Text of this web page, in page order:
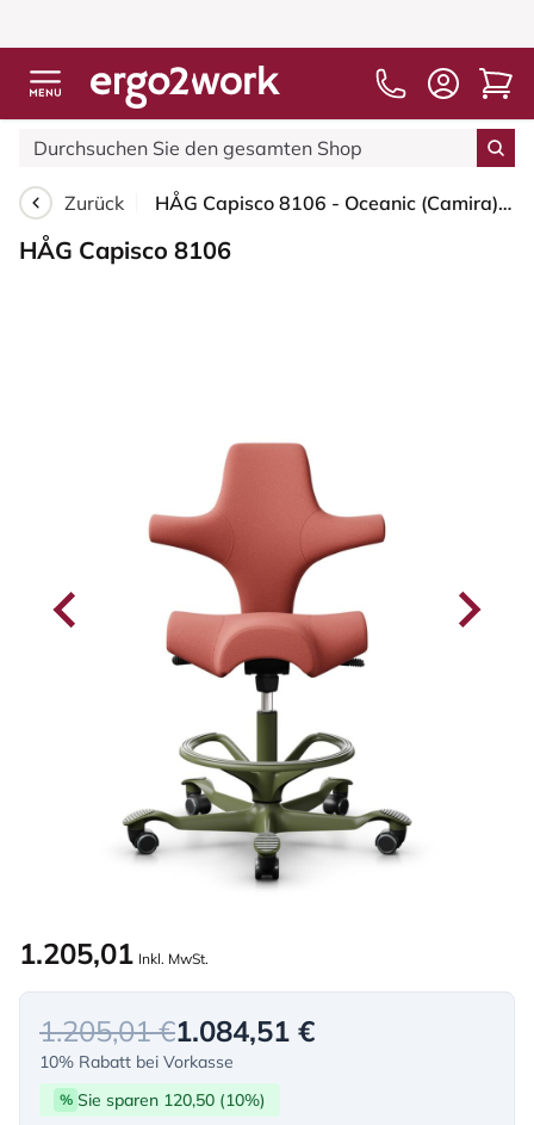
Zurück HÅG Capisco 8106 - Oceanic (Camira) - Recyceltes Polyester - OCI012 - Orange-red - Moss Grey - 200 mm (Sitzhöhe 46-64cm) - Weiche Rollen für harte Böden
HÅG Capisco 8106
1.205,01 Inkl. MwSt.
1.205,01 €1.084,51 €
10% Rabatt bei Vorkasse
% Sie sparen 120,50 (10%)